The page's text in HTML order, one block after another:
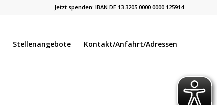
Jetzt spenden: IBAN DE 13 3205 0000 0000 125914
Stellenangebote Kontakt/Anfahrt/Adressen